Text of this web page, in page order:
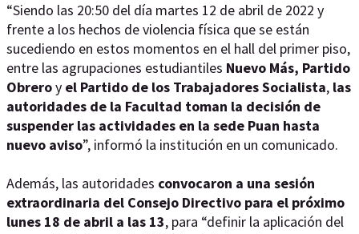
“Siendo las 20:50 del día martes 12 de abril de 2022 y
frente a los hechos de violencia física que se están
sucediendo en estos momentos en el hall del primer piso,
entre las agrupaciones estudiantiles Nuevo Más, Partido
Obreroy el Partido de los Trabajadores Socialista, las
autoridades de la Facultad toman la decisión de
suspender las actividades en la sede Puan hasta
nuevo aviso”, informó la institución en un comunicado.
Además, las autoridades convocaron a una sesión
extraordinaria del Consejo Directivo para el próximo
lunes 18 de abril a las 13, para “definir la aplicación del